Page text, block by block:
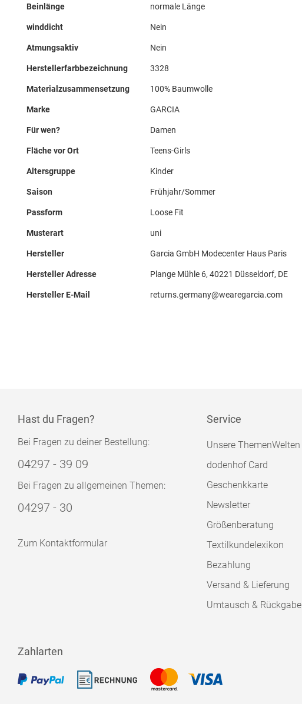
Beinlänge normale Länge
winddicht Nein
Atmungsaktiv Nein
Herstellerfarbbezeichnung 3328
Materialzusammensetzung 100% Baumwolle
Marke GARCIA
Für wen? Damen
Fläche vor Ort Teens-Girls
Altersgruppe Kinder
Saison Frühjahr/Sommer
Passform Loose Fit
Musterart uni
Hersteller Garcia GmbH Modecenter Haus Paris
Hersteller Adresse Plange Mühle 6, 40221 Düsseldorf, DE
Hersteller E-Mail returns.germany@wearegarcia.com
Hast du Fragen?
Bei Fragen zu deiner Bestellung:
04297 - 39 09
Bei Fragen zu allgemeinen Themen:
04297 - 30
Zum Kontaktformular
Service
Unsere ThemenWelten
dodenhof Card
Geschenkkarte
Newsletter
Größenberatung
Textilkundelexikon
Bezahlung
Versand & Lieferung
Umtausch & Rückgabe
Zahlarten